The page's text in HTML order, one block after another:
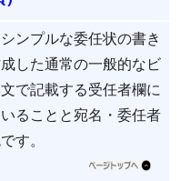
ンプルな委任状の書き
した通常の一般的なビ
で記載する受任者欄に
ることと宛名・委任者
す。